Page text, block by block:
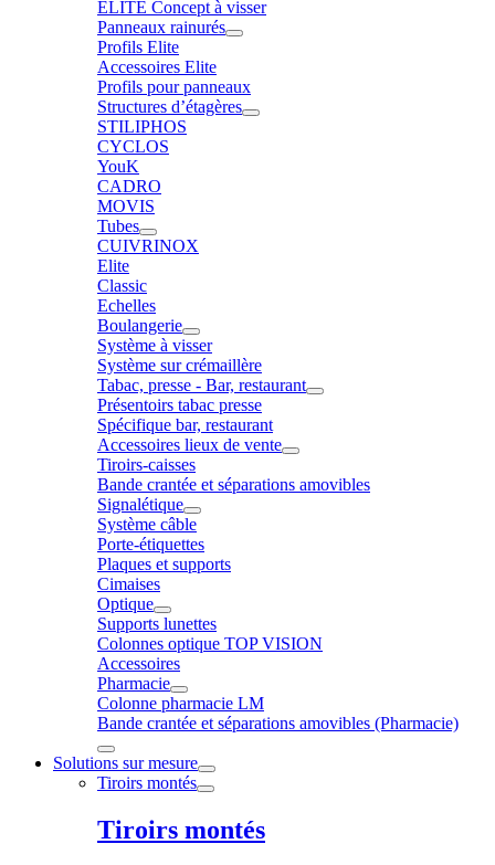
ELITE Concept à visser
Panneaux rainurés
Profils Elite
Accessoires Elite
Profils pour panneaux
Structures d’étagères
STILIPHOS
CYCLOS
YouK
CADRO
MOVIS
Tubes
CUIVRINOX
Elite
Classic
Echelles
Boulangerie
Système à visser
Système sur crémaillère
Tabac, presse - Bar, restaurant
Présentoirs tabac presse
Spécifique bar, restaurant
Accessoires lieux de vente
Tiroirs-caisses
Bande crantée et séparations amovibles
Signalétique
Système câble
Porte-étiquettes
Plaques et supports
Cimaises
Optique
Supports lunettes
Colonnes optique TOP VISION
Accessoires
Pharmacie
Colonne pharmacie LM
Bande crantée et séparations amovibles (Pharmacie)
Solutions sur mesure
Tiroirs montés
Tiroirs montés